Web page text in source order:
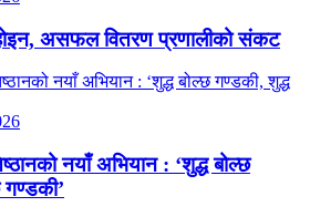
होइन, असफल वितरण प्रणालीको संकट
नयाँ अभियान : ‘शुद्ध बोल्छ